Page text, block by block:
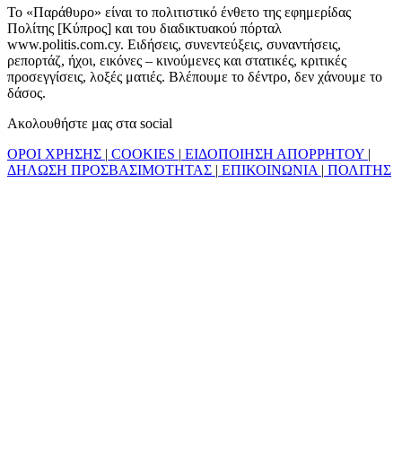
Το «Παράθυρο» είναι το πολιτιστικό ένθετο της εφημερίδας
Πολίτης [Κύπρος] και του διαδικτυακού πόρταλ
www.politis.com.cy. Ειδήσεις, συνεντεύξεις, συναντήσεις,
ρεπορτάζ, ήχοι, εικόνες – κινούμενες και στατικές, κριτικές
προσεγγίσεις, λοξές ματιές. Βλέπουμε το δέντρο, δεν χάνουμε το
δάσος.
Ακολουθήστε μας στα social
ΟΡΟΙ ΧΡΗΣΗΣ | COOKIES | ΕΙΔΟΠΟΙΗΣΗ ΑΠΟΡΡΗΤΟΥ |
ΔΗΛΩΣΗ ΠΡΟΣΒΑΣΙΜΟΤΗΤΑΣ | ΕΠΙΚΟΙΝΩΝΙΑ | ΠΟΛΙΤΗΣ